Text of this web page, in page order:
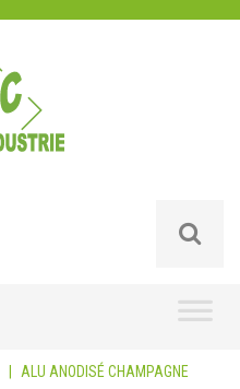
ALU ANODISÉ CHAMPAGNE